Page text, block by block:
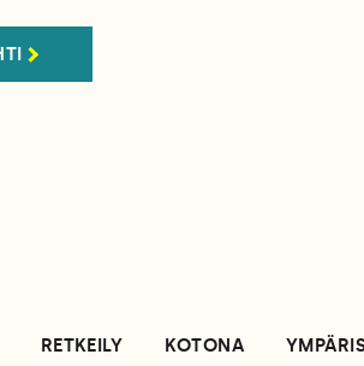
RETKEILY KOTONA